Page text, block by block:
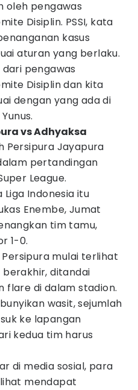
oleh pengawas
Disiplin. PSSI, kata
kasus
aturan yang berlaku.
pengawas
Disiplin dan kita
dengan yang ada di
vs Adhyaksa
Persipura Jayapura
pertandingan
League.
Indonesia itu
Enembe, Jumat
tim tamu,
1-0.
mulai terlihat
ditandai
flare di dalam stadion.
wasit, sejumlah
ke lapangan
kedua tim harus
di media sosial, para
mendapat